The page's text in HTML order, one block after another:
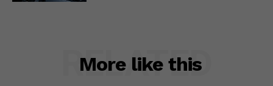
More like this
RELATED